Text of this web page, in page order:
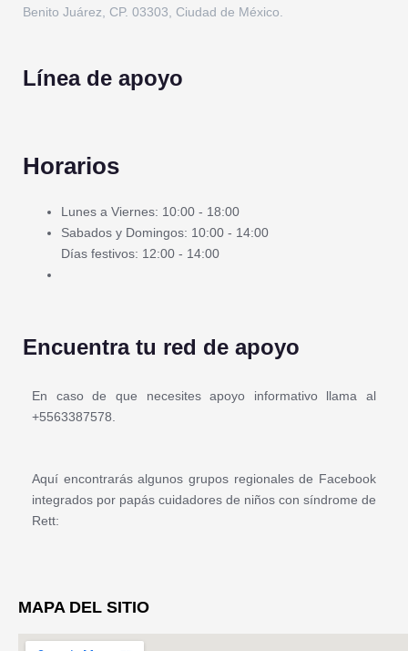
Benito Juárez, CP. 03303, Ciudad de México.
Línea de apoyo
Horarios
Lunes a Viernes: 10:00 - 18:00
Sabados y Domingos: 10:00 - 14:00
Días festivos: 12:00 - 14:00
Encuentra tu red de apoyo
En caso de que necesites apoyo informativo llama al
+5563387578.
Aquí encontrarás algunos grupos regionales de Facebook
integrados por papás cuidadores de niños con síndrome de
Rett:
MAPA DEL SITIO